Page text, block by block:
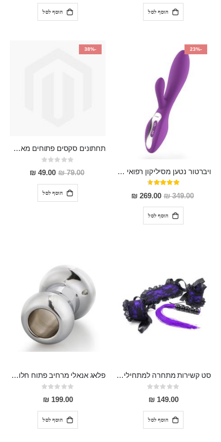
הוסף לסל הוסף לסל
-23%
ויברטור נטען מסיליקון רפואי "Softs"
דירוג:
93%
349.00 ₪
מחיר
מבצע
269.00 ₪
הוסף לסל
-38%
תחתונים סקסים פתוחים מאחורה, מחמיאים , יפייפים "Esenia"
Rating:
0%
79.00 ₪
מחיר
מבצע
49.00 ₪
הוסף לסל
סט קשירות מתחרה למתחילים המכיל כיסוי עיניים, אזיקים ושוט מהודר עם רצועות סיליקון "Baldemar"
Rating:
0%
149.00 ₪
הוסף לסל
פלאג אנאלי מרחיב פתוח חלול מפלדת אל חלד "Veles" להצצה ולמשחקים אנאלים מתקדמים
Rating:
0%
199.00 ₪
הוסף לסל